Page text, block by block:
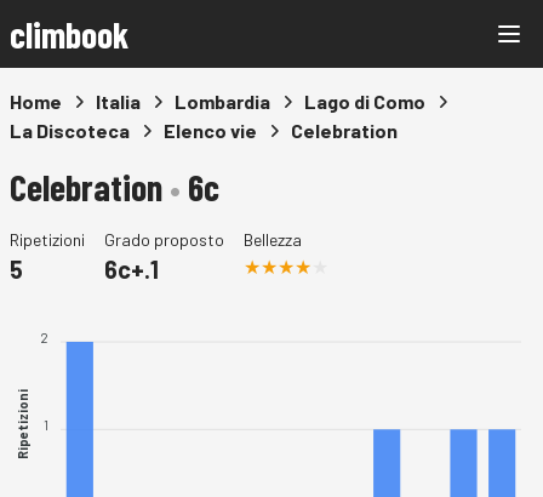
climbook
Home Italia Lombardia
Lago di Como
La Discoteca
Elenco vie Celebration
Celebration• 6c
Ripetizioni
5
Grado proposto
6c+.1
Bellezza
2
1
Ripetizioni